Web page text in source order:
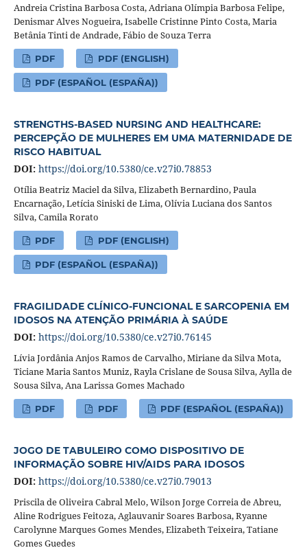
Andreia Cristina Barbosa Costa, Adriana Olímpia Barbosa Felipe,
Denismar Alves Nogueira, Isabelle Cristinne Pinto Costa, Maria
Betânia Tinti de Andrade, Fábio de Souza Terra
PDF PDF (ENGLISH)
PDF (ESPAÑOL (ESPAÑA))
STRENGTHS-BASED NURSING AND HEALTHCARE:
PERCEPÇÃO DE MULHERES EM UMA MATERNIDADE DE
RISCO HABITUAL
DOI: https://doi.org/10.5380/ce.v27i0.78853
Otília Beatriz Maciel da Silva, Elizabeth Bernardino, Paula
Encarnação, Letícia Siniski de Lima, Olívia Luciana dos Santos
Silva, Camila Rorato
PDF PDF (ENGLISH)
PDF (ESPAÑOL (ESPAÑA))
FRAGILIDADE CLÍNICO-FUNCIONAL E SARCOPENIA EM
IDOSOS NA ATENÇÃO PRIMÁRIA À SAÚDE
DOI: https://doi.org/10.5380/ce.v27i0.76145
Lívia Jordânia Anjos Ramos de Carvalho, Miriane da Silva Mota,
Ticiane Maria Santos Muniz, Rayla Crislane de Sousa Silva, Aylla de
Sousa Silva, Ana Larissa Gomes Machado
PDF PDF PDF (ESPAÑOL (ESPAÑA))
JOGO DE TABULEIRO COMO DISPOSITIVO DE
INFORMAÇÃO SOBRE HIV/AIDS PARA IDOSOS
DOI: https://doi.org/10.5380/ce.v27i0.79013
Priscila de Oliveira Cabral Melo, Wilson Jorge Correia de Abreu,
Aline Rodrigues Feitoza, Aglauvanir Soares Barbosa, Ryanne
Carolynne Marques Gomes Mendes, Elizabeth Teixeira, Tatiane
Gomes Guedes